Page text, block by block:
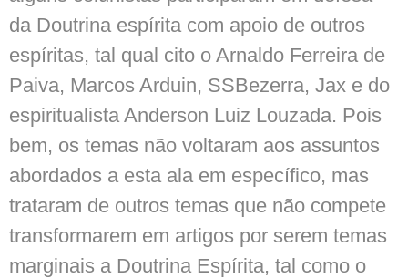
da Doutrina espírita com apoio de outros
espíritas, tal qual cito o Arnaldo Ferreira de
Paiva, Marcos Arduin, SSBezerra, Jax e do
espiritualista Anderson Luiz Louzada. Pois
bem, os temas não voltaram aos assuntos
abordados a esta ala em específico, mas
trataram de outros temas que não compete
transformarem em artigos por serem temas
marginais a Doutrina Espírita, tal como o